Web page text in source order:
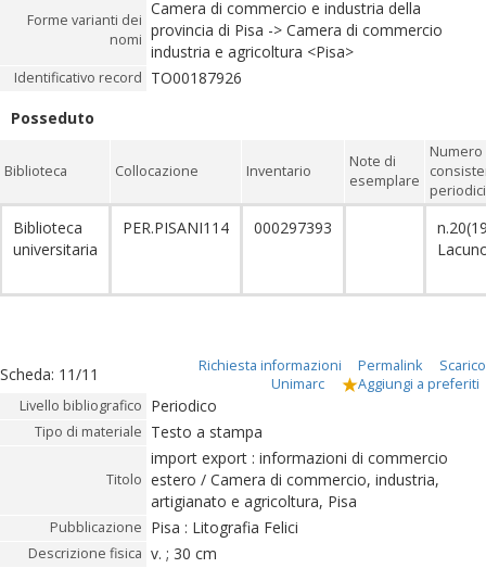
Forme varianti dei
nomi
Camera di commercio e industria della
provincia di Pisa -> Camera di commercio
industria e agricoltura <Pisa>
Identificativo record TO00187926
Posseduto
Biblioteca Collocazione Inventario
Note di
esemplare
periodici
Biblioteca
universitaria
PER.PISANI114 000297393
Scheda: 11/11 Richiesta informazioni Permalink
Scarico
Unimarc
Aggiungi a preferiti
Livello bibliografico Periodico
Tipo di materiale Testo a stampa
Titolo
import export : informazioni di commercio
estero / Camera di commercio, industria,
artigianato e agricoltura, Pisa
Pubblicazione Pisa : Litografia Felici
Descrizione fisica v. ; 30 cm